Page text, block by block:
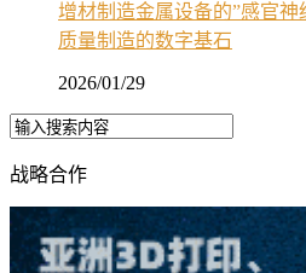
增材制造金属设备的”感官
质量制造的数字基石
2026/01/29
战略合作